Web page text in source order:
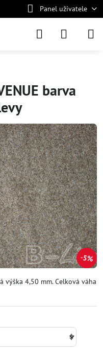
Panel uživatele
5%
barva
výška 4,50 mm. Celková váha